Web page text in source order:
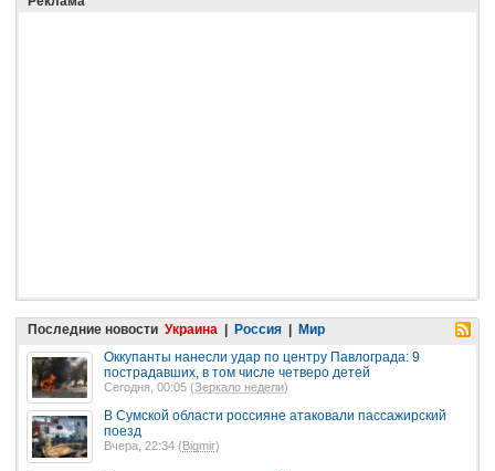
Последние новости Украина | Россия | Мир
Оккупанты нанесли удар по центру Павлограда: 9
пострадавших, в том числе четверо детей
Сегодня, 00:05 (Зеркало недели)
В Сумской области россияне атаковали пассажирский
поезд
Вчера, 22:34 ( Bigmir)